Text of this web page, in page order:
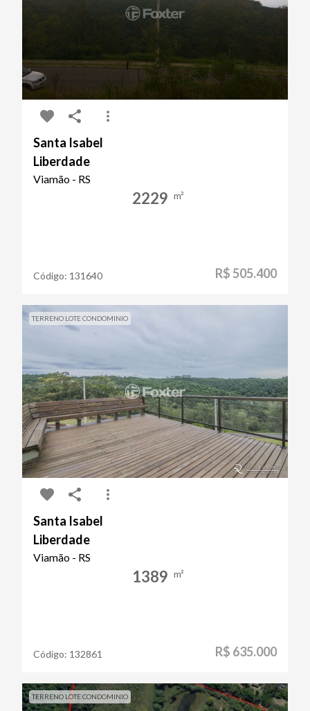
Santa Isabel
Liberdade
Viamão - RS
2229 m²
Código: 131640 R$ 505.400
TERRENO LOTE CONDOMINIO
Santa Isabel
Liberdade
Viamão - RS
1389 m²
Código: 132861 R$ 635.000
TERRENO LOTE CONDOMINIO